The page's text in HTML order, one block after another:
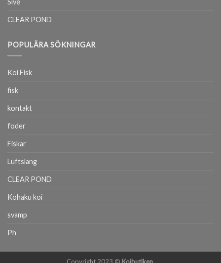
Sive
CLEAR POND
POPULÄRA SÖKNINGAR
Koi Fisk
fisk
kontakt
foder
Fiskar
Luftslang
CLEAR POND
Kohaku koi
svamp
Ph